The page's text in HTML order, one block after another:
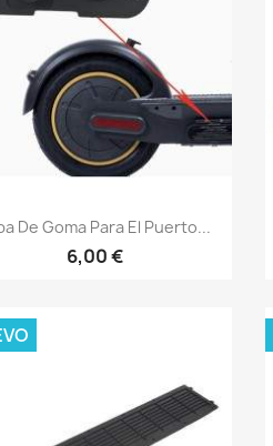
Vista rápida
De Goma Para El Puerto...
6,00 €